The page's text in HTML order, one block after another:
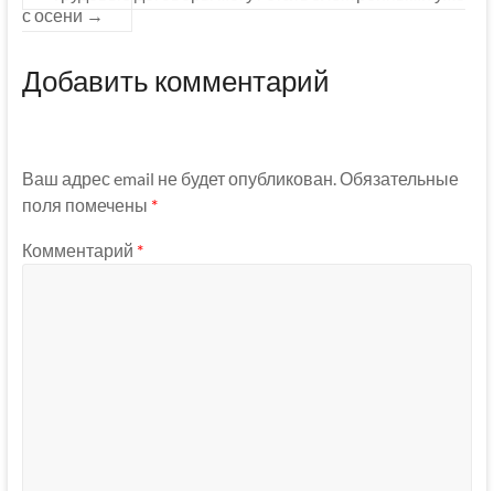
с осени →
Добавить комментарий
Ваш адрес email не будет опубликован. Обязательные
поля помечены *
Комментарий *